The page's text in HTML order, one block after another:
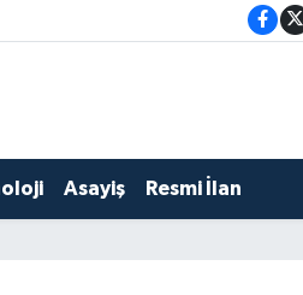
Asayiş Resmi İlan